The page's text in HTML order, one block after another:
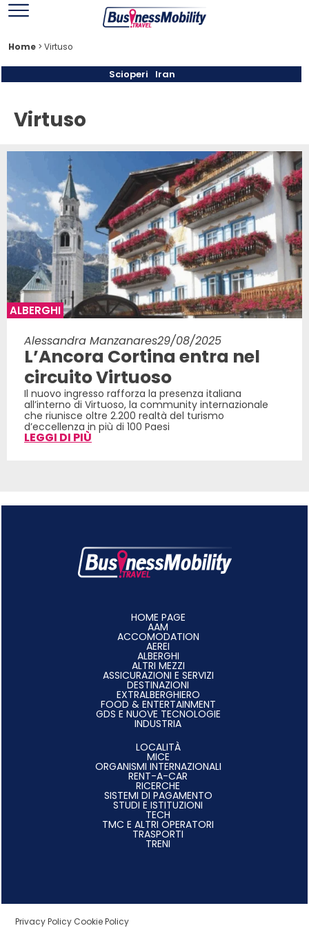
Home > Virtuso
Scioperi Iran
Virtuso
ALBERGHI
Alessandra Manzanares29/08/2025
L’Ancora Cortina entra nel
circuito Virtuoso
Il nuovo ingresso rafforza la presenza italiana
all’interno di Virtuoso, la community internazionale
che riunisce oltre 2.200 realtà del turismo
d’eccellenza in più di 100 Paesi
LEGGI DI PIÙ
HOME PAGE
AAM
ACCOMODATION
AEREI
ALBERGHI
ALTRI MEZZI
ASSICURAZIONI E SERVIZI
DESTINAZIONI
EXTRALBERGHIERO
FOOD & ENTERTAINMENT
GDS E NUOVE TECNOLOGIE
INDUSTRIA
LOCALITÀ
MICE
ORGANISMI INTERNAZIONALI
RENT-A-CAR
RICERCHE
SISTEMI DI PAGAMENTO
STUDI E ISTITUZIONI
TECH
TMC E ALTRI OPERATORI
TRASPORTI
TRENI
Privacy Policy Cookie Policy